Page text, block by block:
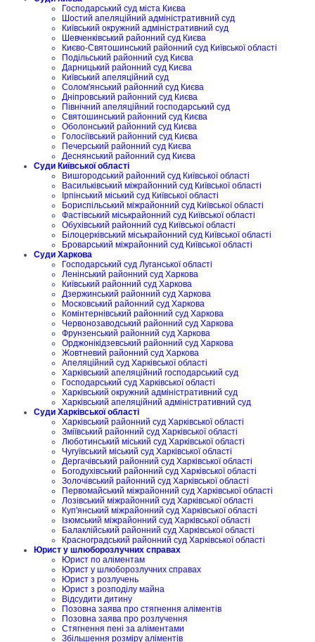
Господарський суд міста Києва
Шостий апеляційний адміністративний суд
Київський окружний адміністративний суд
Шевченківський районний суд Києва
Києво-Святошинський районний суд Київської області
Подільський районний суд Києва
Дарницький районний суд Києва
Київський апеляційний суд
Солом'янський районний суд Києва
Дніпровський районний суд Києва
Північний апеляційний господарський суд
Святошинський районний суд Києва
Оболонський районний суд Києва
Голосіївський районний суд Києва
Печерський районний суд Києва
Деснянський районний суд Києва
Суди Київської області
Вишгородський районний суд Київської області
Васильківський міжрайонний суд Київської області
Ірпінський міський суд Київської області
Бориспільський міжрайонний суд Київської області
Фастівський міськрайонний суд Київської області
Обухівський районний суд Київської області
Білоцерківський міськрайонний суд Київської області
Броварський міжрайонний суд Київської області
Суди Харкова
Господарський суд Луганської області
Ленінський районний суд Харкова
Київський районний суд Харкова
Дзержинський районний суд Харкова
Московський районний суд Харкова
Комінтернівський районний суд Харкова
Червонозаводський районний суд Харкова
Фрунзенський районний суд Харкова
Орджонікідзевський районний суд Харкова
Жовтневий районний суд Харкова
Апеляційний суд Харківської області
Харківський апеляційний господарський суд
Господарський суд Харківської області
Харківський окружний адміністративний суд
Харківський апеляційний адміністративний суд
Суди Харківської області
Харківський районний суд Харківської області
Зміївський районний суд Харківської області
Люботинський міський суд Харківської області
Чугуївський міський суд Харківської області
Дергачівський районний суд Харківської області
Богодухівський районний суд Харківської області
Золочівський районний суд Харківської області
Первомайський міжрайонний суд Харківської області
Лозівський міжрайонний суд Харківської області
Куп'янський міжрайонний суд Харківської області
Ізюмський міжрайонний суд Харківської області
Балаклійський районний суд Харківської області
Красноградський районний суд Харківської області
Юрист у шлюборозлучних справах
Юрист по аліментам
Юрист у шлюборозлучних справах
Юрист з розлучень
Юрист з розподілу майна
Відсудити дитину
Позовна заява про стягнення аліментів
Позовна заява про розлучення
Стягнення пені за аліментами
Збільшення розміру аліментів